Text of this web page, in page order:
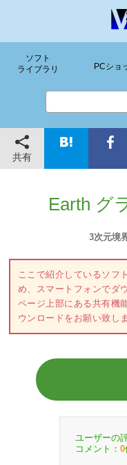
ソフト
ライブラリ
PCショ
共有
Earth グ
3次元境
ここで紹介しているソフ
め、スマートフォンでダ
ページ上部にある共有機
ウンロードをお願い致し
ユーザーの
コメント： 0